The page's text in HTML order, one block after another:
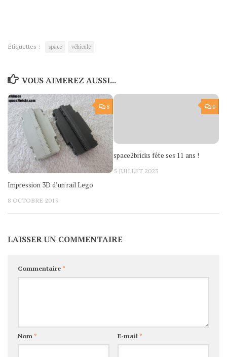
Étiquettes : space véhicule
VOUS AIMEREZ AUSSI...
8
Impression 3D d’un rail Lego
8 OCTOBRE 2019
0
space2bricks fête ses 11 ans !
5 JUILLET 2023
LAISSER UN COMMENTAIRE
Commentaire*
Nom* E-mail*